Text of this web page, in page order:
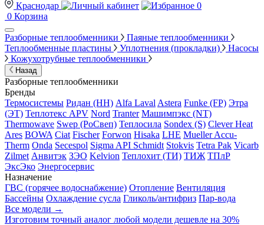
Краснодар
0
0 Корзина
Разборные теплообменники
Паяные теплообменники
Теплообменные пластины
Уплотнения (прокладки)
Насосы
Кожухотрубные теплообменники
Назад
Разборные теплообменники
Бренды
Термосистемы Ридан (НН) Alfa Laval Astera Funke (FP) Этра
(ЭТ) Теплотекс APV Nord Tranter Машимпэкс (NT)
Thermowave Swep (РоСвеп) Теплосила Sondex (S) Clever Heat
Ares BOWA Ciat Fischer Forwon Hisaka LHE Mueller Accu-
Therm Onda Secespol Sigma API Schmidt Stokvis Tetra Pak Vicarb
Zilmet Анвитэк ЗЭО Kelvion Теплохит (ТИ) ТИЖ ТПлР
ЭксЭко Энергосервис
Назначение
ГВС (горячее водоснабжение) Отопление Вентиляция
Бассейны Охлаждение сусла Гликоль/антифриз Пар-вода
Все модели →
Изготовим точный аналог любой модели дешевле на 30%